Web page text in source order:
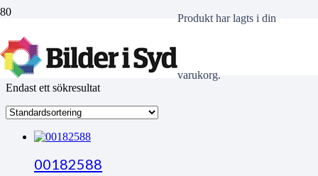
Produkthar lagts i din
varukorg.
tävlingsbana
Endast ett sökresultat
00182588